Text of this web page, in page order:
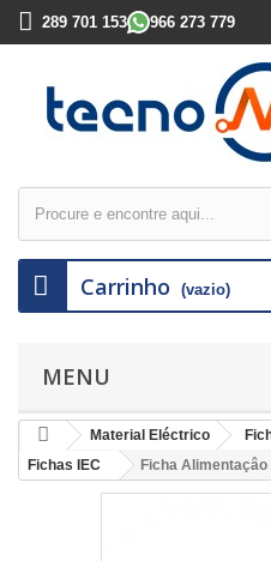
289 701 153 966 273 779
Carrinho (vazio)
MENU
Material Eléctrico
Fichas IEC
Ficha Alimentaçâo